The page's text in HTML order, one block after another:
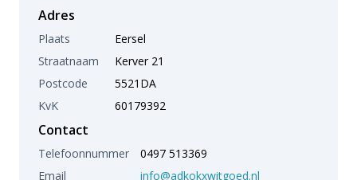
Adres
Plaats
Eersel
Straatnaam
Kerver 21
Postcode
5521DA
KvK
60179392
Contact
Telefoonnummer
0497 513369
Email
info@adkokxwitgoed.nl